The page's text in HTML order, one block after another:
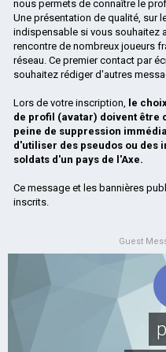
nous permets de connaître le
Une présentation de qualité, sur
indispensable si vous souhaitez
rencontre de nombreux joueurs
réseau. Ce premier contact par
souhaitez rédiger d'autres
Lors de votre inscription, le
de profil (avatar) doivent être
peine de suppression
d'utiliser des pseudos ou des
soldats d'un pays de l'Axe.
Ce message et les bannières
inscrits.
Guest